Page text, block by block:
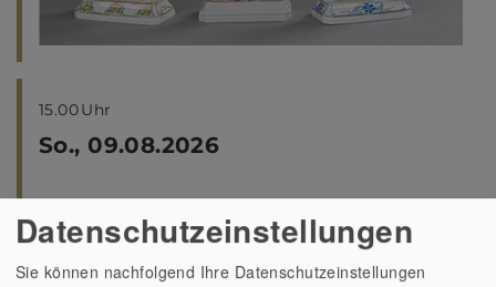
15.00Uhr
So., 09.08.2026
SONDERFÜHRUNG | DAS SCHALLHAUS
Erleben Sie die Klangkunst des Schallhauses im
Datenschutzeinstellungen
Sie können nachfolgend Ihre Datenschutzeinstellungen